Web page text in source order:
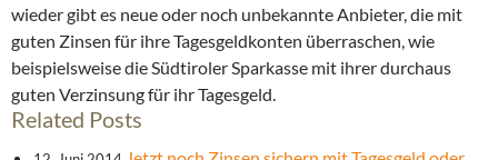
wieder gibt es neue oder noch unbekannte Anbieter, die mit
guten Zinsen für ihre Tagesgeldkonten überraschen, wie
beispielsweise die Südtiroler Sparkasse mit ihrer durchaus
guten Verzinsung für ihr Tagesgeld.
Related Posts